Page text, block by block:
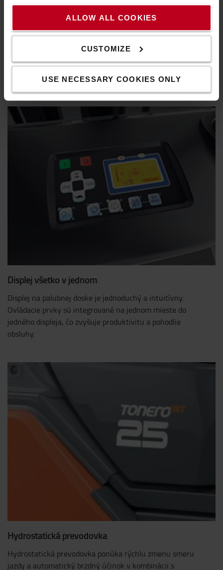
ALLOW ALL COOKIES
CUSTOMIZE
USE NECESSARY COOKIES ONLY
Vynikajúci výhľad do všetkých smerov
Dobrý výhľad cez zdvíhacie zariadenie a ochrannú striešku
kabíny poskytuje vodičovi vynikajúci výhľad na náklad a do
okolitého priestoru.
Displej všetko v jednom
Displej na palubnej doske je jednoduchý a intuitívny.
Ovládacie prvky sú integrované na jednom mieste do
jedného displeja, čo zvyšuje produktivitu a pohodlie
obsluhy.
Hydrostatická prevodovka
Hydrostatická prevodovka ponúka rýchlu zmenu smeru
jazdy a automatický brzdný účinok v kombinácii s